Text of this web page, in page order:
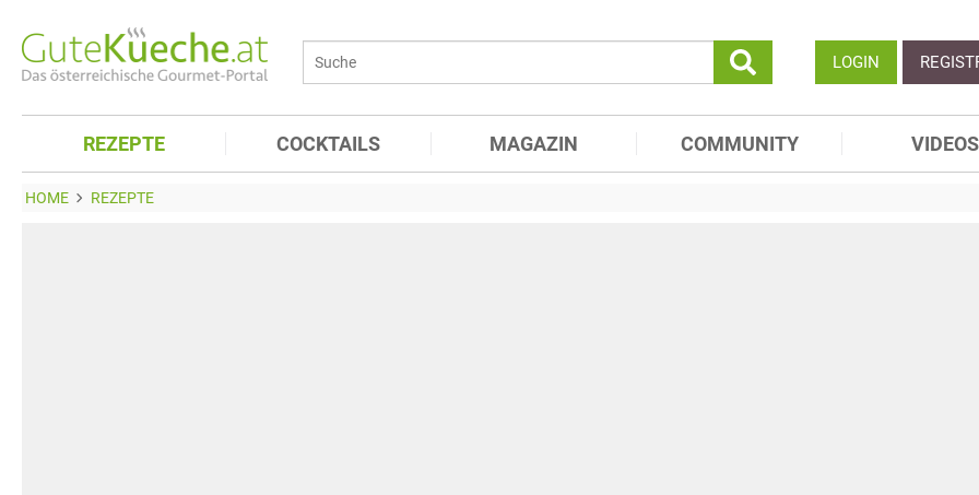
LOGIN
REZEPTE COCKTAILS MAGAZIN COMMUNITY VIDEOS
HOME REZEPTE